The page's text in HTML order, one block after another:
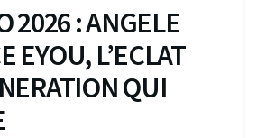
2026 : ANGELE
EYOU, L’ECLAT
QUI